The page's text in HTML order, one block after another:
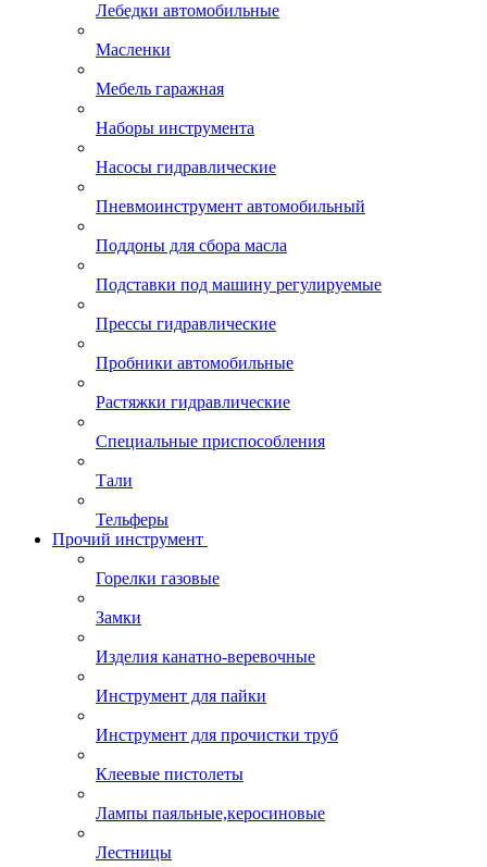
Лебедки автомобильные
Масленки
Мебель гаражная
Наборы инструмента
Насосы гидравлические
Пневмоинструмент автомобильный
Поддоны для сбора масла
Подставки под машину регулируемые
Прессы гидравлические
Пробники автомобильные
Растяжки гидравлические
Специальные приспособления
Тали
Тельферы
Прочий инструмент
Горелки газовые
Замки
Изделия канатно-веревочные
Инструмент для пайки
Инструмент для прочистки труб
Клеевые пистолеты
Лампы паяльные,керосиновые
Лестницы